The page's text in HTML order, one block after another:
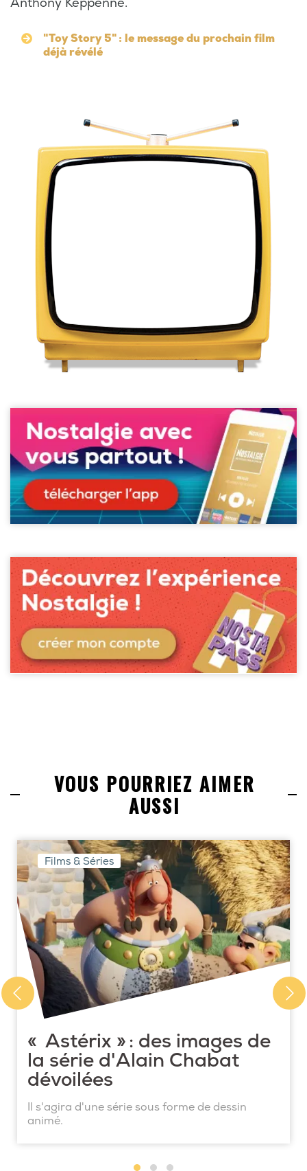
"Toy Story 5" : le message du prochain film
déjà révélé
VOUS POURRIEZ AIMER
AUSSI
Films & Séries
« Astérix » : des images de
la série d'Alain Chabat
dévoilées
Il s'agira d'une série sous forme de dessin
animé.